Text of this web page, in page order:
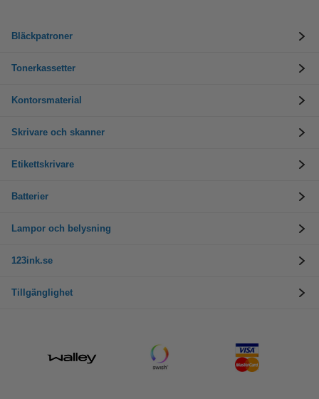
Bläckpatroner
Tonerkassetter
Kontorsmaterial
Skrivare och skanner
Etikettskrivare
Batterier
Lampor och belysning
123ink.se
Tillgänglighet